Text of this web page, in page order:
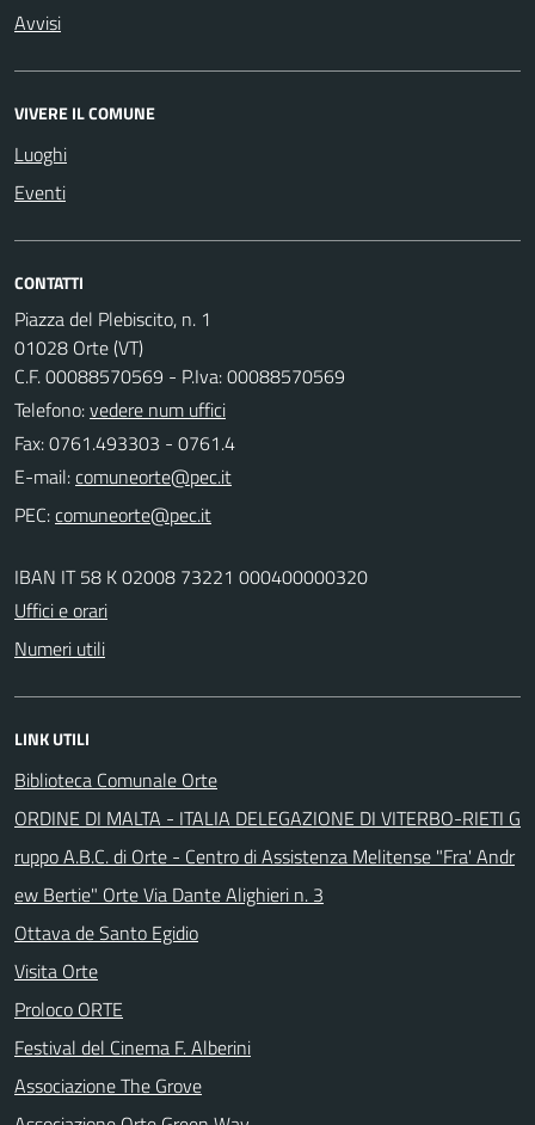
Avvisi
VIVERE IL COMUNE
Luoghi
Eventi
CONTATTI
Piazza del Plebiscito, n. 1
01028 Orte (VT)
C.F. 00088570569 - P.Iva: 00088570569
Telefono:vedere num uffici
Fax: 0761.493303 - 0761.4
E-mail:
PEC:
IBAN IT 58 K 02008 73221 000400000320
Uffici e orari
Numeri utili
LINK UTILI
Biblioteca Comunale Orte
ORDINE DI MALTA - ITALIA DELEGAZIONE DI VITERBO-RIETI G
ruppo A.B.C. di Orte - Centro di Assistenza Melitense "Fra' Andr
ew Bertie" Orte Via Dante Alighieri n. 3
Ottava de Santo Egidio
Visita Orte
Proloco ORTE
Festival del Cinema F. Alberini
Associazione The Grove